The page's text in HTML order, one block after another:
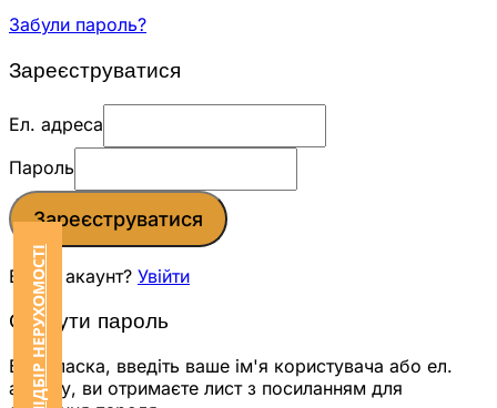
Забули пароль?
Зареєструватися
Ел. адреса
Пароль
Зареєструватися
Вже є акаунт? Увійти
Скинути пароль
Будь ласка, введіть ваше ім'я користувача або ел.
адресу, ви отримаєте лист з посиланням для